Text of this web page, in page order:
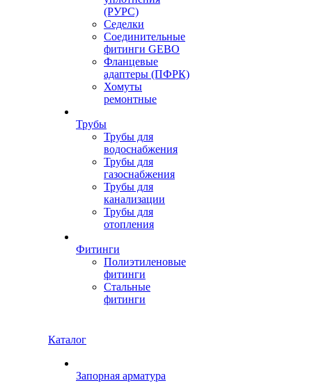
(РУРС)
Седелки
Соединительные
фитинги GEBO
Фланцевые
адаптеры (ПФРК)
Хомуты
ремонтные
Трубы
Трубы для
водоснабжения
Трубы для
газоснабжения
Трубы для
канализации
Трубы для
отопления
Фитинги
Полиэтиленовые
фитинги
Стальные
фитинги
Каталог
Запорная арматура